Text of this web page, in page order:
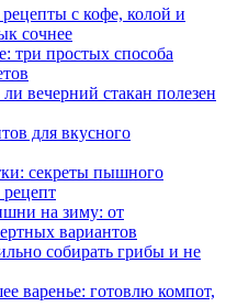
с кофе, колой и
сочнее
три простых способа
вечерний стакан полезен
для вкусного
секреты пышного
на зиму: от
вариантов
собирать грибы и не
варенье: готовлю компот,